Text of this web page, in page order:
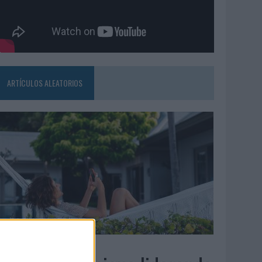
ARTÍCULOS ALEATORIOS